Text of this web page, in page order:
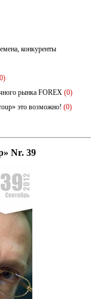
конкуренты
рынка FOREX (0)
это возможно! (0)
Nr. 39